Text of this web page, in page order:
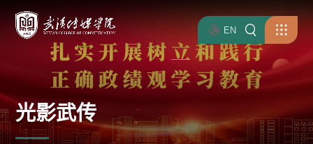
EN
光影武传